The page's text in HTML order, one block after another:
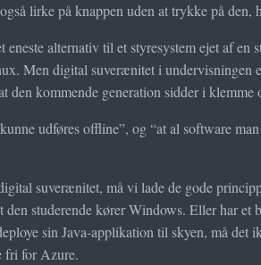
lirke på knappen uden at trykke på
alternativ til et styresystem ejet af en
Men digital suverænitet i
den kommende generation sidder i
udføres offline”, og “at al software
suverænitet, må vi lade de gode
studerende kører Windows. Eller har et
sin Java-applikation til skyen, må
fri for Azure.